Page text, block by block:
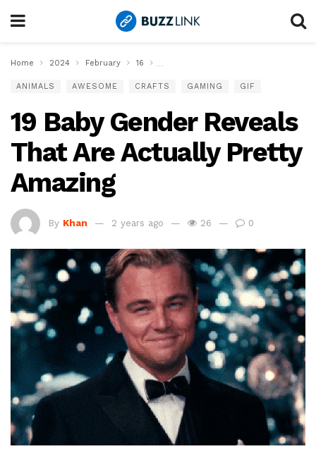
Home 2024 February 16
ANIMALS AWESOME CRAFTS GAMING GIF
19 Baby Gender Reveals
That Are Actually Pretty
Amazing
By Khan 2 years ago 26 0